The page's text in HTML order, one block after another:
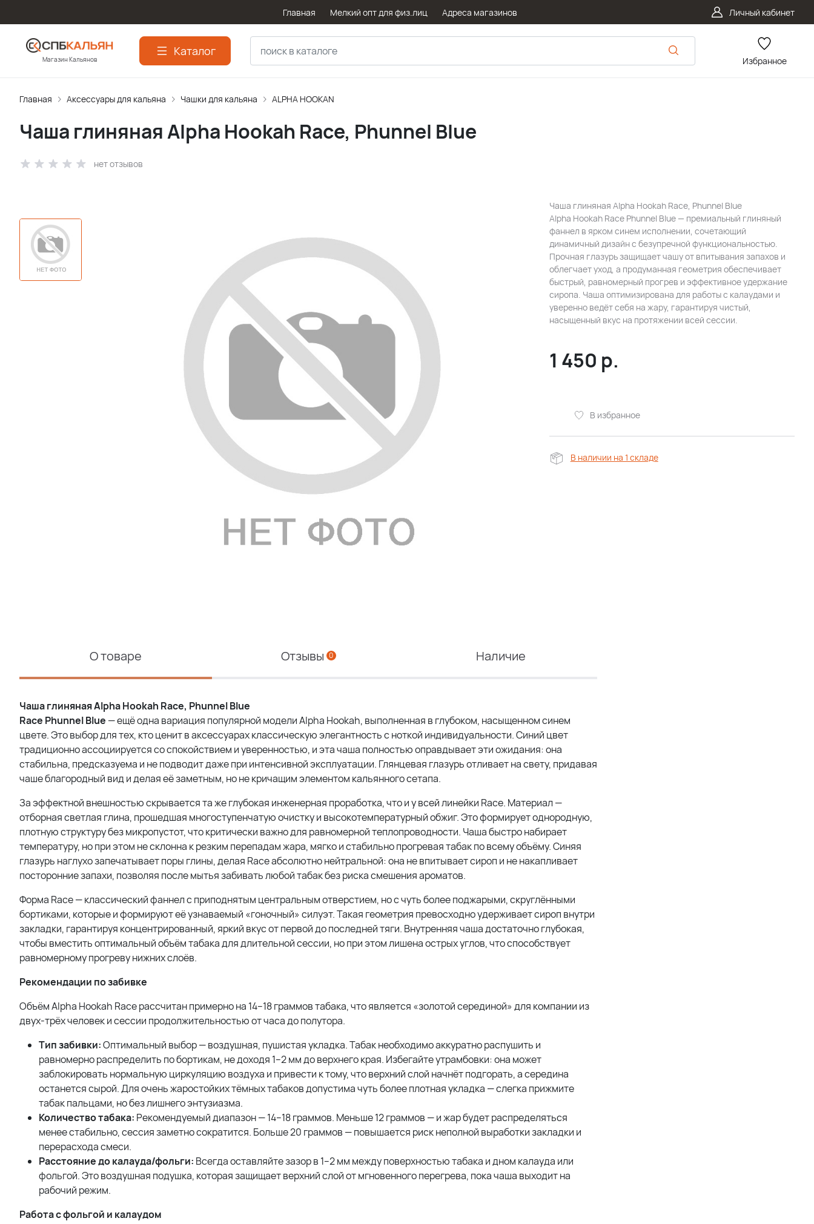
Главная Мелкий опт для физ.лиц Адреса магазинов Личный кабинет
Магазин Кальянов
Каталог
Избранное
Главная Аксессуары для кальяна Чашки для кальяна ALPHA HOOKAN
Чаша глиняная Alpha Hookah Race, Phunnel Blue
нет отзывов
Чаша глиняная Alpha Hookah Race, Phunnel Blue
Alpha Hookah Race Phunnel Blue — премиальный глиняный
фаннел в ярком синем исполнении, сочетающий
динамичный дизайн с безупречной функциональностью.
Прочная глазурь защищает чашу от впитывания запахов и
облегчает уход, а продуманная геометрия обеспечивает
быстрый, равномерный прогрев и эффективное удержание
сиропа. Чаша оптимизирована для работы с калаудами и
уверенно ведёт себя на жару, гарантируя чистый,
насыщенный вкус на протяжении всей сессии.
1 450 р.
В избранное
В наличии на 1 складе
О товаре Отзывы 0 Наличие
Чаша глинянаяAlphaHookah Race, PhunnelBlue
Race Phunnel Blue — ещё одна вариация популярной модели Alpha Hookah, выполненная в глубоком, насыщенном синем
цвете. Это выбор для тех, кто ценит в аксессуарах классическую элегантность с ноткой индивидуальности. Синий цвет
традиционно ассоциируется со спокойствием и уверенностью, и эта чаша полностью оправдывает эти ожидания: она
стабильна, предсказуема и не подводит даже при интенсивной эксплуатации. Глянцевая глазурь отливает на свету, придавая
чаше благородный вид и делая её заметным, но не кричащим элементом кальянного сетапа.
За эффектной внешностью скрывается та же глубокая инженерная проработка, что и у всей линейки Race. Материал —
отборная светлая глина, прошедшая многоступенчатую очистку и высокотемпературный обжиг. Это формирует однородную,
плотную структуру без микропустот, что критически важно для равномерной теплопроводности. Чаша быстро набирает
температуру, но при этом не склонна к резким перепадам жара, мягко и стабильно прогревая табак по всему объёму. Синяя
глазурь наглухо запечатывает поры глины, делая Race абсолютно нейтральной: она не впитывает сироп и не накапливает
посторонние запахи, позволяя после мытья забивать любой табак без риска смешения ароматов.
Форма Race — классический фаннел с приподнятым центральным отверстием, но с чуть более поджарыми, скруглёнными
бортиками, которые и формируют её узнаваемый «гоночный» силуэт. Такая геометрия превосходно удерживает сироп внутри
закладки, гарантируя концентрированный, яркий вкус от первой до последней тяги. Внутренняя чаша достаточно глубокая,
чтобы вместить оптимальный объём табака для длительной сессии, но при этом лишена острых углов, что способствует
равномерному прогреву нижних слоёв.
Рекомендации по забивке
Объём Alpha Hookah Race рассчитан примерно на 14–18 граммов табака, что является «золотой серединой» для компании из
двух-трёх человек и сессии продолжительностью от часа до полутора.
Тип забивки:Оптимальный выбор — воздушная, пушистая укладка. Табак необходимо аккуратно распушить и
равномерно распределить по бортикам, не доходя 1–2 мм до верхнего края. Избегайте утрамбовки: она может
заблокировать нормальную циркуляцию воздуха и привести к тому, что верхний слой начнёт подгорать, а середина
останется сырой. Для очень жаростойких тёмных табаков допустима чуть более плотная укладка — слегка прижмите
табак пальцами, но без лишнего энтузиазма.
Количество табака: Рекомендуемый диапазон — 14–18 граммов. Меньше 12 граммов — и жар будет распределяться
менее стабильно, сессия заметно сократится. Больше 20 граммов — повышается риск неполной выработки закладки и
перерасхода смеси.
Расстояние до калауда/фольги: Всегда оставляйте зазор в 1–2 мм между поверхностью табака и дном калауда или
фольгой. Это воздушная подушка, которая защищает верхний слой от мгновенного перегрева, пока чаша выходит на
рабочий режим.
Работа с фольгой и калаудом